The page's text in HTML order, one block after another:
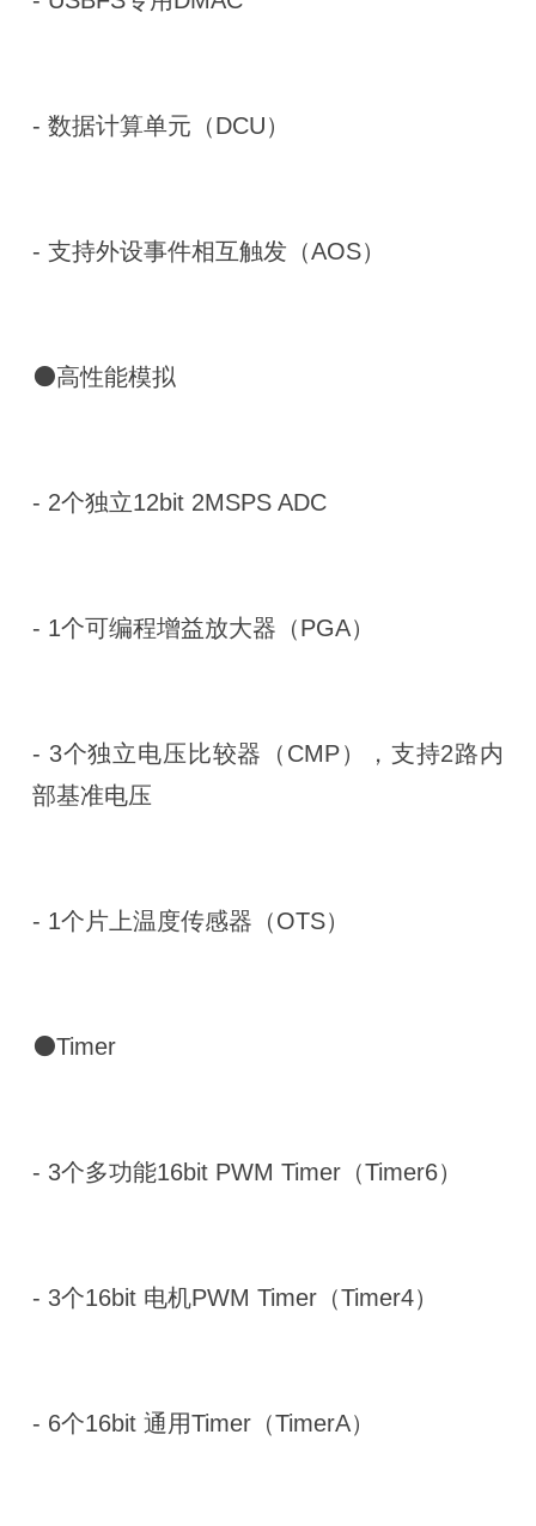
- 数据计算单元（DCU）
- 支持外设事件相互触发（AOS）
⚫高性能模拟
- 2个独立12bit 2MSPS ADC
- 1个可编程增益放大器（PGA）
- 3个独立电压比较器（CMP），支持2路内
部基准电压
- 1个片上温度传感器（OTS）
⚫Timer
- 3个多功能16bit PWM Timer（Timer6）
- 3个16bit 电机PWM Timer（Timer4）
- 6个16bit 通用Timer（TimerA）